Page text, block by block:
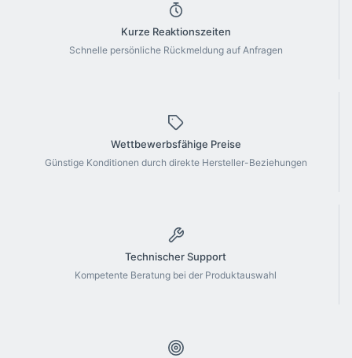
Kurze Reaktionszeiten
Schnelle persönliche Rückmeldung auf Anfragen
Wettbewerbsfähige Preise
Günstige Konditionen durch direkte Hersteller-Beziehungen
Technischer Support
Kompetente Beratung bei der Produktauswahl